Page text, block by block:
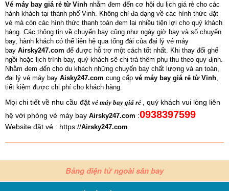
Vé máy bay giá rẻ từ Vinh nhằm đem đến cơ hội du lịch giá rẻ cho các
hành khách tại thành phố Vinh. Không chỉ đa dạng về các hình thức đặt
vé mà còn các hình thức thanh toán đem lại nhiều tiện lợi cho quý khách
hàng. Các thông tin về chuyến bay cũng như ngày giờ bay và số chuyến
bay, hành khách có thể liên hệ qua tổng đài của đại lý vé máy
bay Airsky247.com để được hỗ trợ một cách tốt nhất. Khi thay đổi ghế
ngồi hoặc lịch trình bay, quý khách sẽ chi trả thêm phụ thu theo quy định.
Nhằm đem đến cho du khách những chuyến bay chất lượng và an toàn,
đại lý vé máy bay Aisky247.com cung cấp vé máy bay giá rẻ từ Vinh,
tiết kiệm được chi phí cho khách hàng.
Mọi chi tiết về nhu cầu đặt vé máy bay giá rẻ , quý khách vui lòng liên
hệ với phòng vé máy bay Airsky247.com :0938397599
Website đặt vé : https://Airsky247.com
Bảng điện tử ngoài sân bay